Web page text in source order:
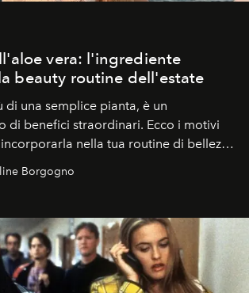
vera: l'ingrediente
beauty routine dell'estate
di una semplice pianta, è un
di benefici straordinari. Ecco i motivi
nella tua routine di bellezza
Borgogno